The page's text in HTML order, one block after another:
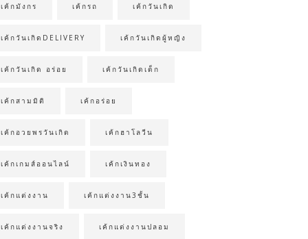
เค้กมังกร เค้กรถ เค้กวันเกิด
เค้กวันเกิดDELIVERY เค้กวันเกิดผู้หญิง
เค้กวันเกิด อร่อย เค้กวันเกิดเด็ก
เค้กสามมิติ เค้กอร่อย
เค้กอวยพรวันเกิด เค้กฮาโลวีน
เค้กเกมส์ออนไลน์ เค้กเงินทอง
เค้กแต่งงาน เค้กแต่งงาน3ชั้น
เค้กแต่งงานจริง เค้กแต่งงานปลอม